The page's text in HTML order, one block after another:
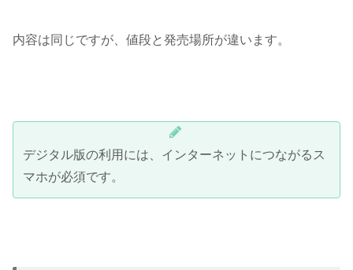
内容は同じですが、値段と発売場所が違います。
デジタル版の利用には、インターネットにつながるス
マホが必須です。